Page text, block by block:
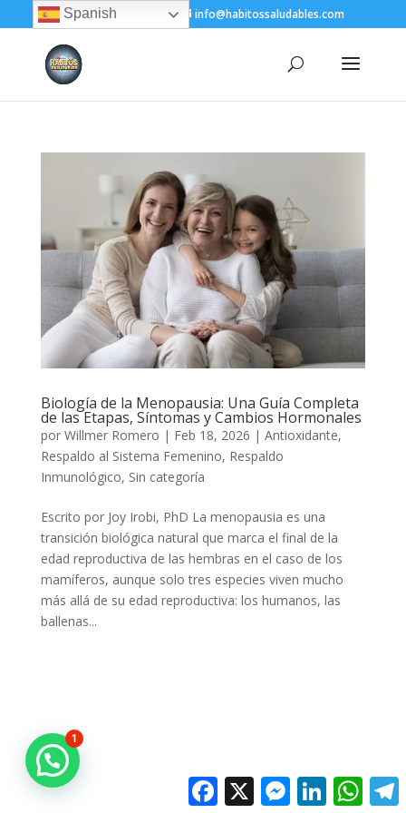
+(505) 8200-1450 info@habitossaludables.com
Biología de la Menopausia: Una Guía Completa
de las Etapas, Síntomas y Cambios Hormonales
por Willmer Romero | Feb 18, 2026 | Antioxidante,
Respaldo al Sistema Femenino, Respaldo
Inmunológico, Sin categoría
Escrito por Joy Irobi, PhD La menopausia es una
transición biológica natural que marca el final de la
edad reproductiva de las hembras en el caso de los
mamíferos, aunque solo tres especies viven mucho
más allá de su edad reproductiva: los humanos, las
ballenas...
Facebook Messenger
LinkedIn
Spanish
1